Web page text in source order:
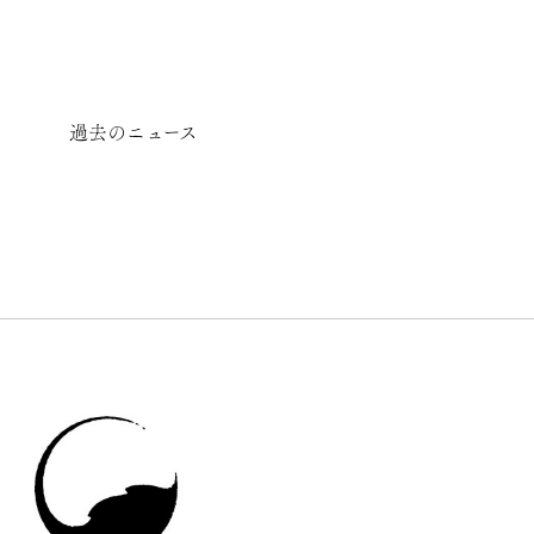
過去のニュース